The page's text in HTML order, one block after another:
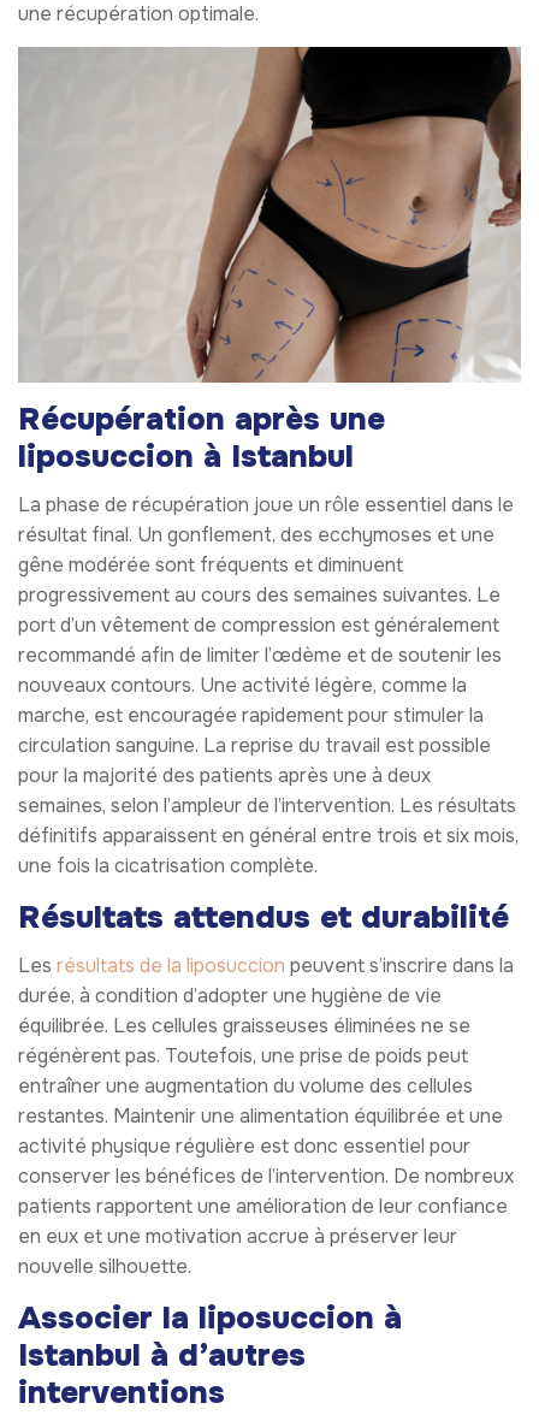
une récupération optimale.
Récupération après une
liposuccion à Istanbul
La phase de récupération joue un rôle essentiel dans le
résultat final. Un gonflement, des ecchymoses et une
gêne modérée sont fréquents et diminuent
progressivement au cours des semaines suivantes. Le
port d’un vêtement de compression est généralement
recommandé afin de limiter l’œdème et de soutenir les
nouveaux contours. Une activité légère, comme la
marche, est encouragée rapidement pour stimuler la
circulation sanguine. La reprise du travail est possible
pour la majorité des patients après une à deux
semaines, selon l’ampleur de l’intervention. Les résultats
définitifs apparaissent en général entre trois et six mois,
une fois la cicatrisation complète.
Résultats attendus et durabilité
Les résultats de la liposuccion peuvent s’inscrire dans la
durée, à condition d’adopter une hygiène de vie
équilibrée. Les cellules graisseuses éliminées ne se
régénèrent pas. Toutefois, une prise de poids peut
entraîner une augmentation du volume des cellules
restantes. Maintenir une alimentation équilibrée et une
activité physique régulière est donc essentiel pour
conserver les bénéfices de l’intervention. De nombreux
patients rapportent une amélioration de leur confiance
en eux et une motivation accrue à préserver leur
nouvelle silhouette.
Associer la liposuccion à
Istanbul à d’autres
interventions